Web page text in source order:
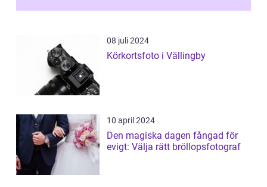
och sälj...
08 juli 2024
Körkortsfoto i Vällingby
10 april 2024
Den magiska dagen fångad för
evigt: Välja rätt bröllopsfotograf